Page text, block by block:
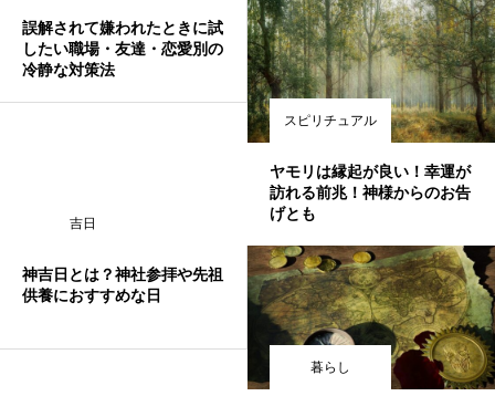
誤解されて嫌われたときに試
したい職場・友達・恋愛別の
冷静な対策法
スピリチュアル
ヤモリは縁起が良い！幸運が
訪れる前兆！神様からのお告
げとも
吉日
神吉日とは？神社参拝や先祖
供養におすすめな日
暮らし